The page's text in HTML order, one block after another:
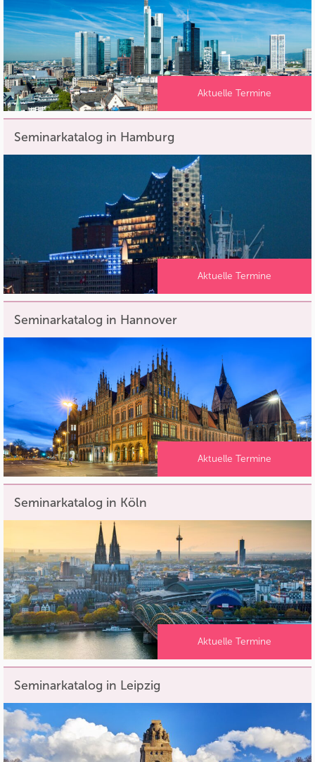
Aktuelle Termine
Seminarkatalog in Hamburg
Aktuelle Termine
Seminarkatalog in Hannover
Aktuelle Termine
Seminarkatalog in Köln
Aktuelle Termine
Seminarkatalog in Leipzig